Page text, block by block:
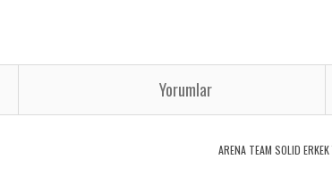
Yorumlar
ARENA TEAM SOLID